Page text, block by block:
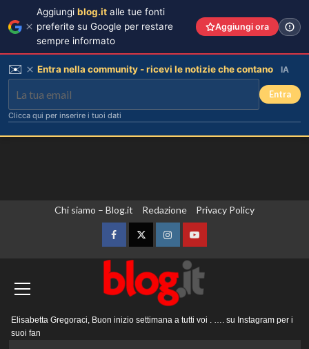
Chi siamo – Blog.it Redazione Privacy Policy
FacebookTwitterInstagramYouTube
principale
Elisabetta Gregoraci, Buon inizio settimana a tutti voi . …. su Instagram per i
suoi fan
Aggiungi blog.it alle tue fonti
preferite su Google per restare
sempre informato
Aggiungi ora
✉️ Entra nella community - ricevi le notizie che contano IA
Entra
Clicca qui per inserire i tuoi dati